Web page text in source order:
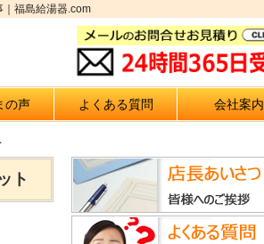
福島給湯器.com
の声 よくある質問 会社案内
ト